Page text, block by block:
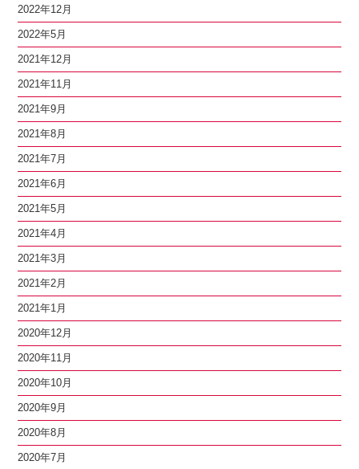
2022年12月
2022年5月
2021年12月
2021年11月
2021年9月
2021年8月
2021年7月
2021年6月
2021年5月
2021年4月
2021年3月
2021年2月
2021年1月
2020年12月
2020年11月
2020年10月
2020年9月
2020年8月
2020年7月